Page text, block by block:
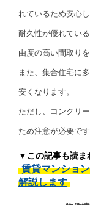
れているため安心
耐久性が優れてい
由度の高い間取り
また、集合住宅に
安くなります。
ただし、コンクリ
ため注意が必要です
▼この記事も読ま
賃貸マンショ
解説します